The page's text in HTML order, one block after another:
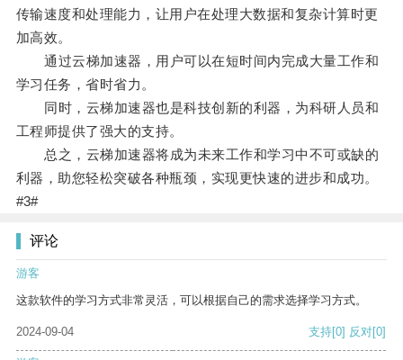
传输速度和处理能力，让用户在处理大数据和复杂计算时更
加高效。
通过云梯加速器，用户可以在短时间内完成大量工作和
学习任务，省时省力。
同时，云梯加速器也是科技创新的利器，为科研人员和
工程师提供了强大的支持。
总之，云梯加速器将成为未来工作和学习中不可或缺的
利器，助您轻松突破各种瓶颈，实现更快速的进步和成功。
#3#
评论
游客
这款软件的学习方式非常灵活，可以根据自己的需求选择学习方式。
2024-09-04 支持[0] 反对[0]